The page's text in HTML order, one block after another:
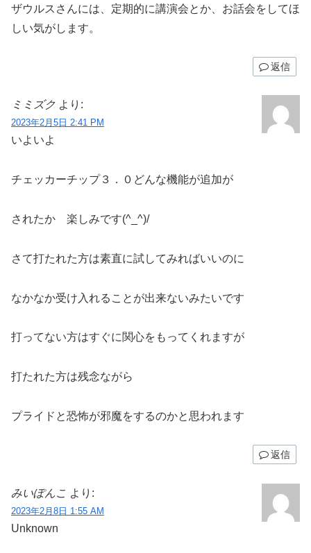
ザウルスさんには、定期的に講演会とか、お話会をしてほ
しい気がします。
返信
ミミズク より:
2023年2月5日 2:41 PM
いよいよ
チェッカーチップ３．０どんな機能が追加が
されたか 楽しみです(^_^)/
さて打たれた方は素直に試してみればいいのに
なかなか受け入れることが出来ないみたいです
打ってない方はすぐに関心をもってくれますが
打たれた方は残念ながら
プライドと恐怖が邪魔をするのかと思われます
返信
みいぽんこ より:
2023年2月8日 1:55 AM
Unknown